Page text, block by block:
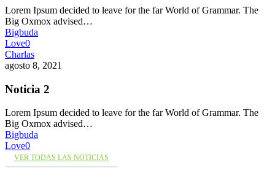
Lorem Ipsum decided to leave for the far World of Grammar. The
Big Oxmox advised…
Bigbuda
Love0
Charlas
agosto 8, 2021
Noticia 2
Lorem Ipsum decided to leave for the far World of Grammar. The
Big Oxmox advised…
Bigbuda
Love0
VER TODAS LAS NOTICIAS